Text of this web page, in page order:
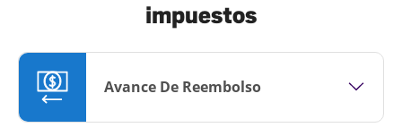
impuestos
Avance De Reembolso